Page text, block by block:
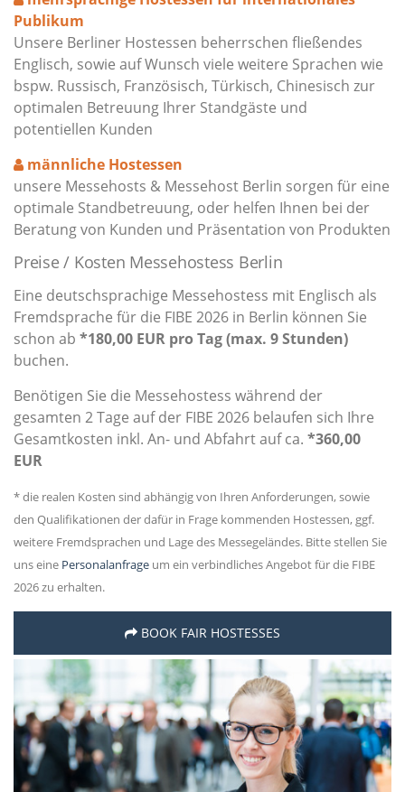
Publikum
Unsere Berliner Hostessen beherrschen fließendes
Englisch, sowie auf Wunsch viele weitere Sprachen wie
bspw. Russisch, Französisch, Türkisch, Chinesisch zur
optimalen Betreuung Ihrer Standgäste und
potentiellen Kunden
männliche Hostessen
unsere Messehosts & Messehost Berlin sorgen für eine
optimale Standbetreuung, oder helfen Ihnen bei der
Beratung von Kunden und Präsentation von Produkten
Preise / Kosten Messehostess Berlin
Eine deutschsprachige Messehostess mit Englisch als
Fremdsprache für die FIBE 2026 in Berlin können Sie
schon ab *180,00 EUR pro Tag (max. 9 Stunden)
buchen.
Benötigen Sie die Messehostess während der
gesamten 2 Tage auf der FIBE 2026 belaufen sich Ihre
Gesamtkosten inkl. An- und Abfahrt auf ca. *360,00
EUR
* die realen Kosten sind abhängig von Ihren Anforderungen, sowie
den Qualifikationen der dafür in Frage kommenden Hostessen, ggf.
weitere Fremdsprachen und Lage des Messegeländes. Bitte stellen Sie
uns eine Personalanfrage um ein verbindliches Angebot für die FIBE
2026 zu erhalten.
BOOK FAIR HOSTESSES